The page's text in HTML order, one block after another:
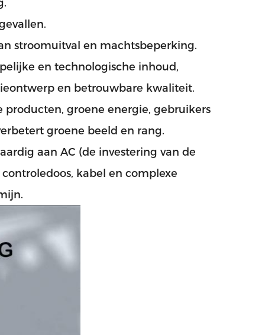
stroomuitval en machtsbeperking.
en technologische inhoud,
en betrouwbare kwaliteit.
groene energie, gebruikers
groene beeld en rang.
aan AC (de investering van de
kabel en complexe